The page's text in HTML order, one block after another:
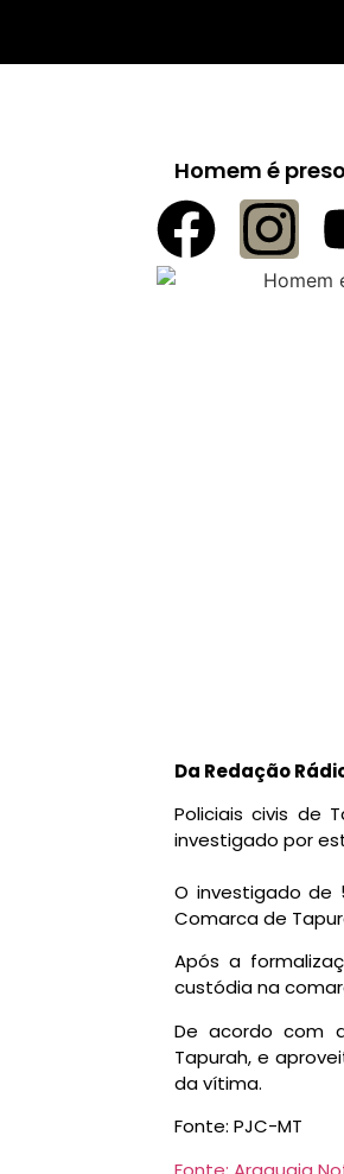
Homem é
Da Redação
Policiais civis de
investigado por
O investigado de
Comarca de
Após a
custódia na
De acordo com
Tapurah, e
da vítima.
Fonte: PJC-MT